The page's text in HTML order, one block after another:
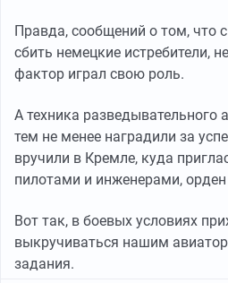
Правда, сообщений о том, что
сбить немецкие истребители,
фактор играл свою роль.
А техника разведывательного
тем не менее наградили за
вручили в Кремле, куда
пилотами и инженерами,
Вот так, в боевых условиях
выкручиваться нашим
задания.